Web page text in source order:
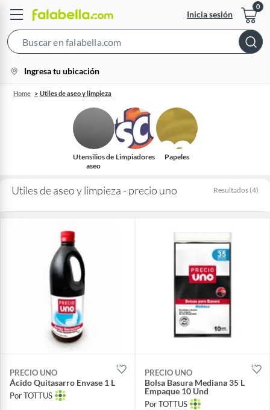
Inicia sesión
Bar
location-
icon
Ingresa tu ubicación
Home Utiles de aseo y limpieza
Utensilios de
aseo
Limpiadores Papeles
Utiles de aseo y limpieza - precio uno Resultados (4)
PRECIO UNO
Ácido Quitasarro Envase 1 L
Por TOTTUS
PRECIO UNO
Bolsa Basura Mediana 35 L
Empaque 10 Und
Por TOTTUS